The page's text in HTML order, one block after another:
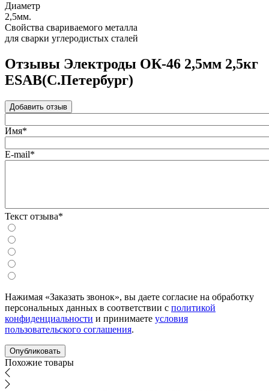
Диаметр
2,5мм.
Свойства свариваемого металла
для сварки углеродистых сталей
Отзывы Электроды ОК-46 2,5мм 2,5кг
ESAB(С.Петербург)
Добавить отзыв
Имя*
E-mail*
Текст отзыва*
Нажимая «Заказать звонок», вы даете согласие на обработку
персональных данных в соответствии с политикой
конфиденциальности и принимаете условия
пользовательского соглашения.
Похожие товары